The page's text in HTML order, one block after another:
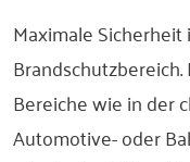
Maximale
Bereiche wie in der
Automotive- oder